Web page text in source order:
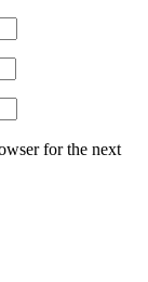
for the next